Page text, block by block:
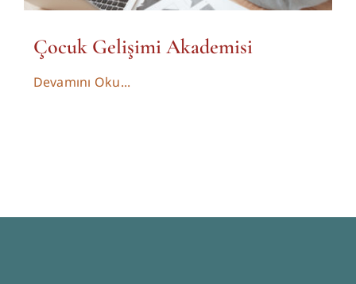
Çocuk Gelişimi Akademisi
Devamını Oku...